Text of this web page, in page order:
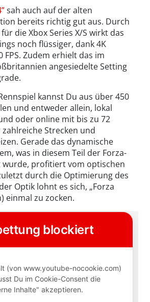
sah auch auf der alten
bereits richtig gut aus. Durch
die Xbox Series X/S wirkt das
noch flüssiger, dank 4K
FPS. Zudem erhielt das im
angesiedelte Setting
kannst Du aus über 450
und entweder allein, lokal
oder online mit bis zu 72
Strecken und
Gerade das dynamische
was in diesem Teil der Forza-
wurde, profitiert vom optischen
durch die Optimierung des
Optik lohnt es sich, „Forza
einmal zu zocken.